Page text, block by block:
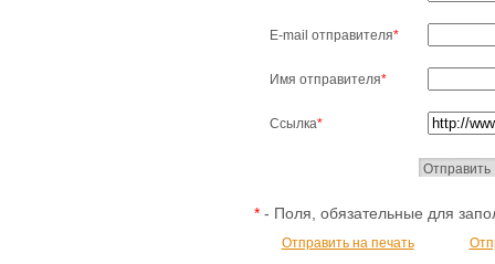
E-mail отправителя*
Имя отправителя*
Ссылка*
*- Поля, обязательные для
Отправить на печать